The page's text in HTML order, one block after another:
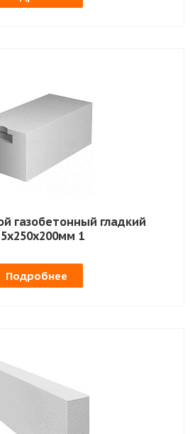
газобетонный гладкий
1
Подробнее